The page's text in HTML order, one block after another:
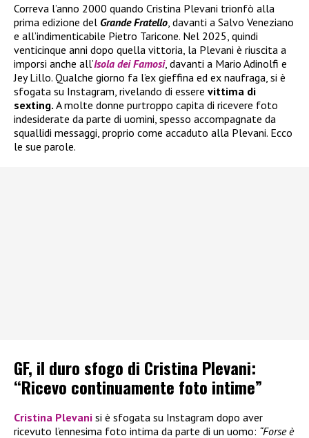
Correva l’anno 2000 quando Cristina Plevani trionfò alla
prima edizione del Grande Fratello , davanti a Salvo Veneziano
e all’indimenticabile Pietro Taricone. Nel 2025, quindi
venticinque anni dopo quella vittoria, la Plevani è riuscita a
imporsi anche all’Isola dei Famosi, davanti a Mario Adinolfi e
Jey Lillo. Qualche giorno fa l’ex gieffina ed ex naufraga, si è
sfogata su Instagram, rivelando di essere vittima di
sexting. A molte donne purtroppo capita di ricevere foto
indesiderate da parte di uomini, spesso accompagnate da
squallidi messaggi, proprio come accaduto alla Plevani. Ecco
le sue parole.
GF, il duro sfogo di Cristina Plevani:
“Ricevo continuamente foto intime”
Cristina Plevani si è sfogata su Instagram dopo aver
ricevuto l’ennesima foto intima da parte di un uomo: “Forse è